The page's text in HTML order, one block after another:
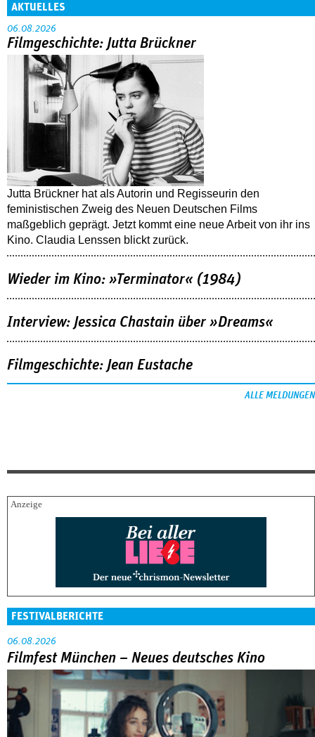
AKTUELLES
06.08.2026
Filmgeschichte: Jutta Brückner
Jutta Brückner hat als Autorin und Regisseurin den
feministischen Zweig des Neuen Deutschen Films
maßgeblich geprägt. Jetzt kommt eine neue Arbeit von ihr ins
Kino. Claudia Lenssen blickt zurück.
Wieder im Kino: »Terminator« (1984)
Interview: Jessica Chastain über »Dreams«
Filmgeschichte: Jean Eustache
ALLE MELDUNGEN
FESTIVALBERICHTE
06.08.2026
Filmfest München – Neues deutsches Kino